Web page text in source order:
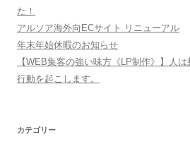
た！
アルソア海外向ECサイト リニューアル
年末年始休暇のお知らせ
【WEB集客の強い味方《LP制作》】人は
行動を起こします。
カテゴリー